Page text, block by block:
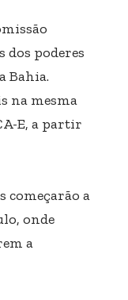
dos poderes
Bahia.
na mesma
E, a partir
começarão a
onde
a